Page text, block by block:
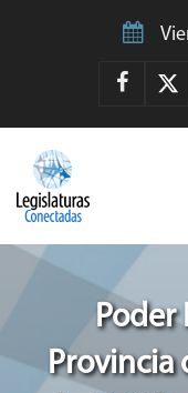
Poder
Provincia